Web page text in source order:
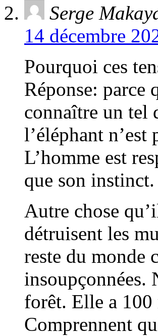
Serge
14 décembre
Pourquoi ces
Réponse: parce
connaître un tel
l’éléphant
L’homme est
que son instinct.
Autre chose
détruisent les
reste du monde
insoupçonnées.
forêt. Elle a
Comprennent